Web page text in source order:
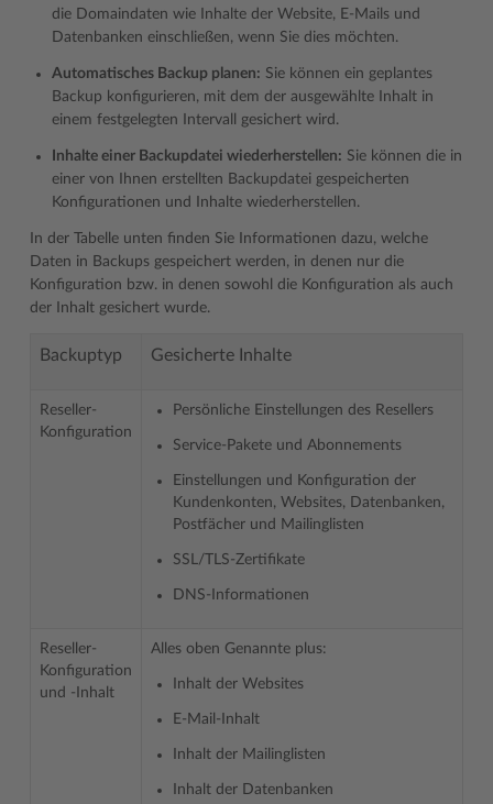
die Domaindaten wie Inhalte der Website, E-Mails und
Datenbanken einschließen, wenn Sie dies möchten.
Automatisches Backup planen: Sie können ein geplantes
Backup konfigurieren, mit dem der ausgewählte Inhalt in
einem festgelegten Intervall gesichert wird.
Inhalte einer Backupdatei wiederherstellen: Sie können die in
einer von Ihnen erstellten Backupdatei gespeicherten
Konfigurationen und Inhalte wiederherstellen.
In der Tabelle unten finden Sie Informationen dazu, welche
Daten in Backups gespeichert werden, in denen nur die
Konfiguration bzw. in denen sowohl die Konfiguration als auch
der Inhalt gesichert wurde.
Backuptyp Gesicherte Inhalte
Reseller-
Konfiguration
Persönliche Einstellungen des Resellers
Service-Pakete und Abonnements
Einstellungen und Konfiguration der
Kundenkonten, Websites, Datenbanken,
Postfächer und Mailinglisten
SSL/TLS-Zertifikate
DNS-Informationen
Reseller-
Konfiguration
und -Inhalt
Alles oben Genannte plus:
Inhalt der Websites
E-Mail-Inhalt
Inhalt der Mailinglisten
Inhalt der Datenbanken